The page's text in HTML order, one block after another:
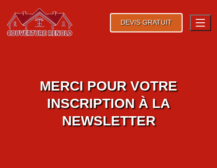
DEVIS GRATUIT
MERCI POUR VOTRE
INSCRIPTION À LA
NEWSLETTER